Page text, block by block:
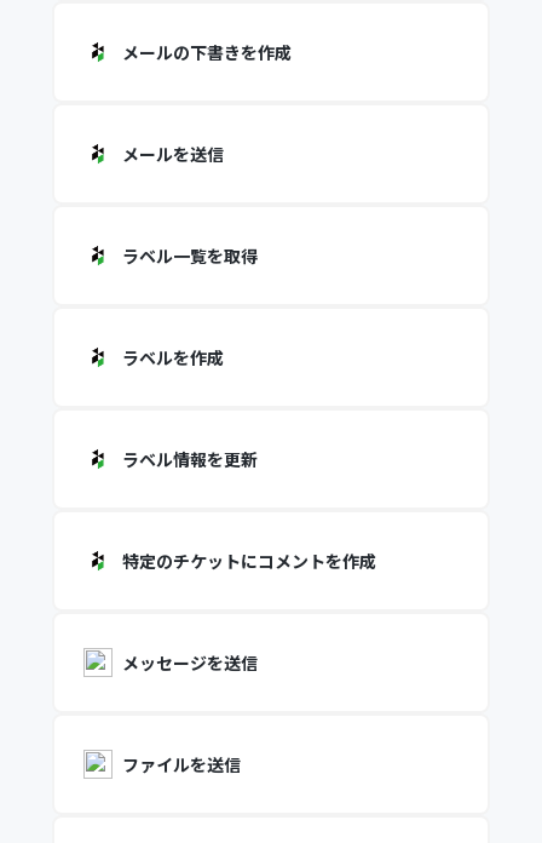
メールの下書きを作成
メールを送信
ラベル一覧を取得
ラベルを作成
ラベル情報を更新
特定のチケットにコメントを作成
メッセージを送信
ファイルを送信